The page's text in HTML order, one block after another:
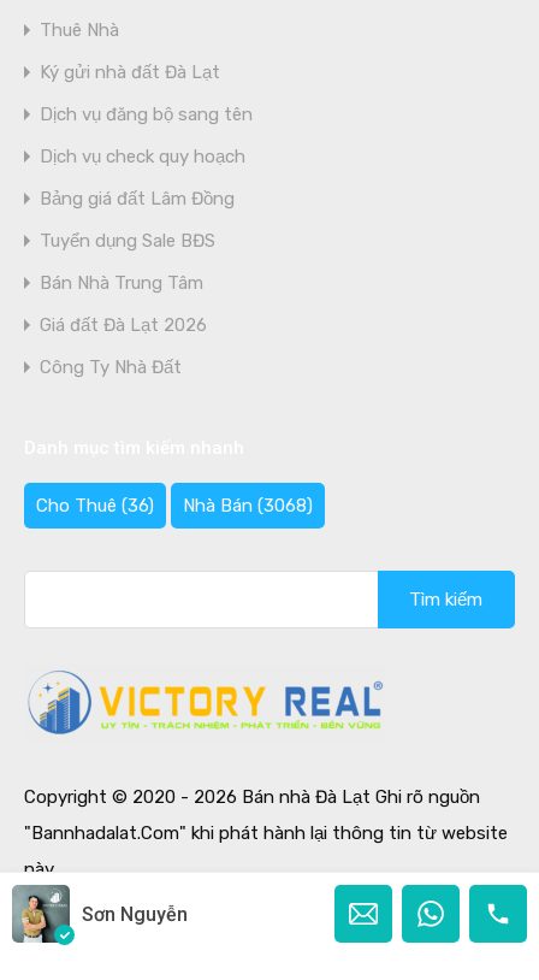
Thuê Nhà
Ký gửi nhà đất Đà Lạt
Dịch vụ đăng bộ sang tên
Dịch vụ check quy hoạch
Bảng giá đất Lâm Đồng
Tuyển dụng Sale BĐS
Bán Nhà Trung Tâm
Giá đất Đà Lạt 2026
Công Ty Nhà Đất
Cho Thuê (36) Nhà Bán (3068)
kiếm
cho:
Copyright © 2020 - 2026 Bán nhà Đà Lạt Ghi rõ nguồn
"Bannhadalat.Com" khi phát hành lại thông tin từ website
này.
Designed by
Ban Nha Da Lat
Sơn Nguyễn